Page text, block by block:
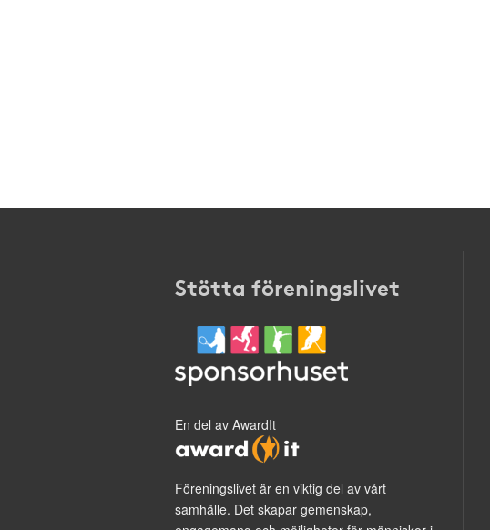
Stötta föreningslivet
En del av AwardIt
Föreningslivet är en viktig del av vårt
samhälle. Det skapar gemenskap,